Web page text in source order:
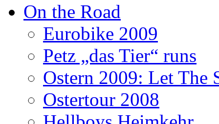
On the Road
Eurobike 2009
Petz „das Tier“ runs
Ostern 2009: Let The
Ostertour 2008